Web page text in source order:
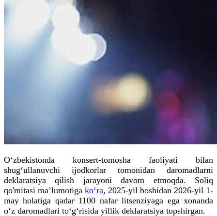
O‘zbekistonda konsert-tomosha faoliyati bilan
shug‘ullanuvchi ijodkorlar tomonidan daromadlarni
deklaratsiya qilish jarayoni davom etmoqda. Soliq
qo'mitasi ma’lumotiga ko‘ra, 2025-yil boshidan 2026-yil 1-
may holatiga qadar 1100 nafar litsenziyaga ega xonanda
o‘z daromadlari to‘g‘risida yillik deklaratsiya topshirgan.